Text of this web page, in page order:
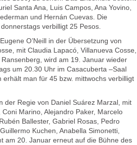
Santa Ana, Luis Campos, Ana Yovino,
und Hernán Cuevas. Die
verbilligt 25 Pesos.
O’Neill in der Übersetzung von
mit Claudia Lapacó, Villanueva Cosse,
wird am 19. Januar wieder
um 20.30 Uhr im Casacuberta –Saal
man für 45 bzw. mittwochs verbilligt
der Regie von Daniel Suárez Marzal, mit
Marino, Alejandro Paker, Marcelo
Ballester, Gabriel Rosas, Pedro
Kuchen, Anabella Simonetti,
am 20. Januar erneut auf die Bühne des